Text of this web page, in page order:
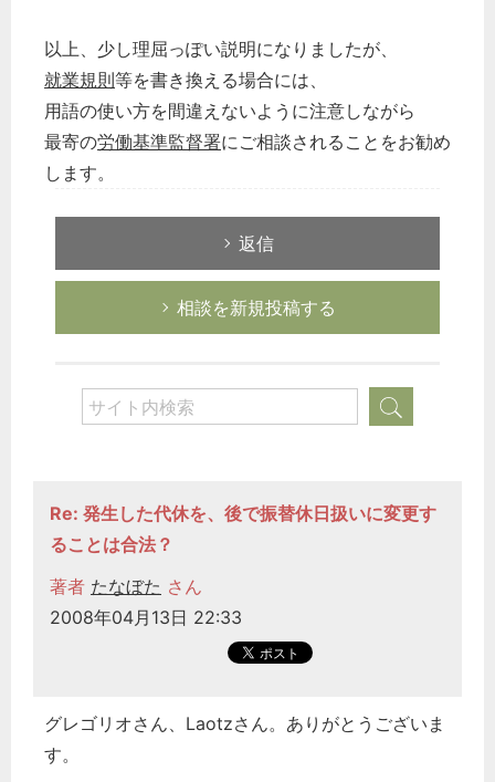
以上、少し理屈っぽい説明になりましたが、
就業規則等を書き換える場合には、
用語の使い方を間違えないように注意しながら
最寄の労働基準監督署にご相談されることをお勧め
します。
返信
相談を新規投稿する
Re: 発生した代休を、後で振替休日扱いに変更す
ることは合法？
著者 たなぼた さん
2008年04月13日 22:33
グレゴリオさん、Laotzさん。ありがとうございま
す。